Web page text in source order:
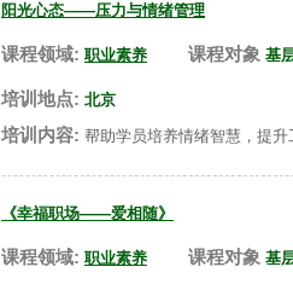
阳光心态——压力与情绪管理
课程领域: 职业素养 课程对象 基
培训地点: 北京
培训内容: 帮助学员培养情绪智慧，提
《幸福职场——爱相随》
课程领域: 职业素养 课程对象 基